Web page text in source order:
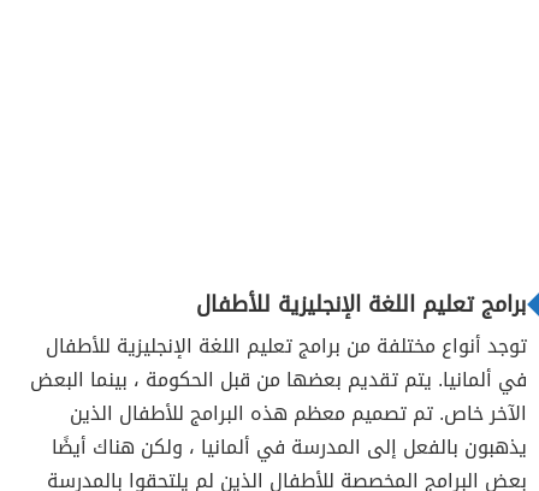
برامج تعليم اللغة الإنجليزية للأطفال
توجد أنواع مختلفة من برامج تعليم اللغة الإنجليزية للأطفال
في ألمانيا. يتم تقديم بعضها من قبل الحكومة ، بينما البعض
الآخر خاص. تم تصميم معظم هذه البرامج للأطفال الذين
يذهبون بالفعل إلى المدرسة في ألمانيا ، ولكن هناك أيضًا
بعض البرامج المخصصة للأطفال الذين لم يلتحقوا بالمدرسة